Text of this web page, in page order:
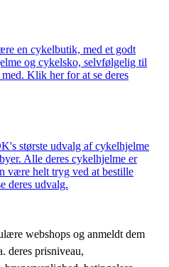
en cykelbutik, med et godt
og cykelsko, selvfølgelig til
Klik her for at se deres
største udvalg af cykelhjelme
Alle deres cykelhjelme er
være helt tryg ved at bestille
deres udvalg.
webshops og anmeldt dem
deres prisniveau,